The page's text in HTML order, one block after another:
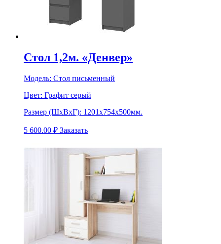
Стол 1,2м. «Денвер»
Модель: Стол письменный
Цвет: Графит серый
Размер (ШхВхГ): 1201х754х500мм.
5 600.00 ₽ Заказать